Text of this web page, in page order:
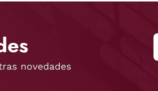
novedades